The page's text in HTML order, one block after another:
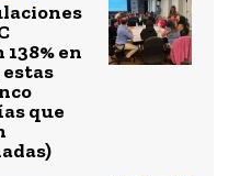
en
estas
que